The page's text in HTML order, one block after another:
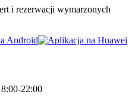
i rezerwacji wymarzonych
22:00